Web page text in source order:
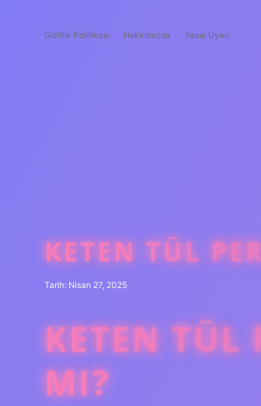
Gizlilik Politikası Hakkımızda Yasal Uyarı
KETEN TÜL
Tarih: Nisan 27, 2025
KETEN TÜL
MI?